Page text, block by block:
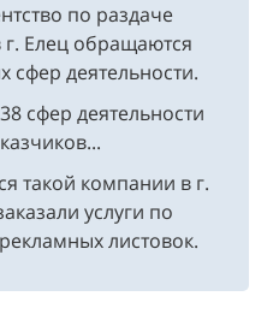
по раздаче
г. Елец обращаются
сфер деятельности.
сфер деятельности
такой компании в г.
услуги по
листовок.